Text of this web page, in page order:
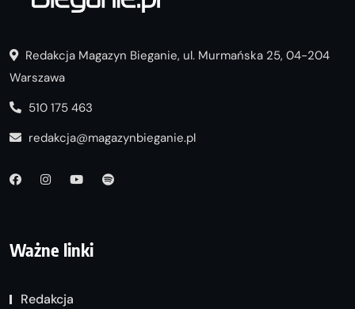
Redakcja Magazyn Bieganie, ul. Murmańska 25, 04-204
Warszawa
510 175 463
redakcja@magazynbieganie.pl
Ważne linki
Redakcja